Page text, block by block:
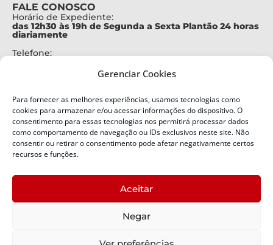
Gerenciar Cookies
Para fornecer as melhores experiências, usamos tecnologias como
cookies para armazenar e/ou acessar informações do dispositivo. O
consentimento para essas tecnologias nos permitirá processar dados
como comportamento de navegação ou IDs exclusivos neste site. Não
consentir ou retirar o consentimento pode afetar negativamente certos
recursos e funções.
Aceitar
Negar
FALE CONOSCO
Horário de Expediente:
das 12h30 às 19h de Segunda a Sexta Plantão 24 horas
diariamente
Telefone:
Alertas Defesa Civil:
SMS 40199
ENDEREÇO
Defesa Civil do Estado de Santa Catarina
Bairro:
Capoeiras, Florianópolis, SC
Política de Privacidade